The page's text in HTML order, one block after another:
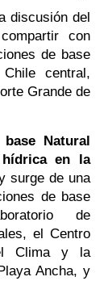
discusión del
con
de base
central,
Grande de
Natural
en la
surge de una
de base
de
el Centro
Clima y la
Ancha, y